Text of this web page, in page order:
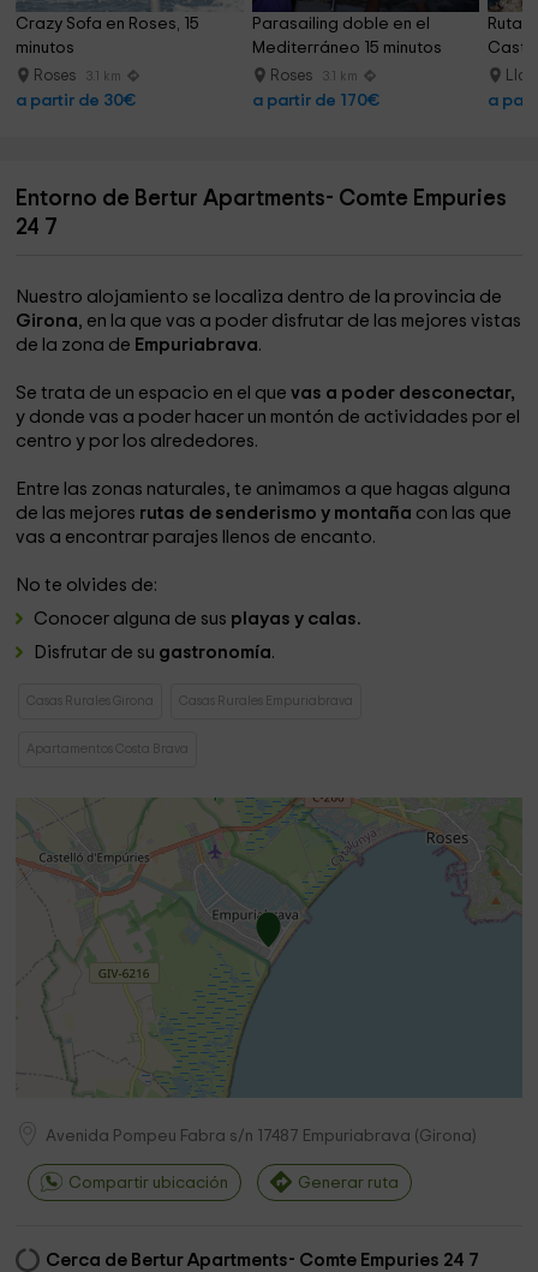
Crazy Sofa en Roses, 15
minutos
Roses 3.1 km
a partir de 30€
Parasailing doble en el
Mediterráneo 15 minutos
Roses 3.1 km
a partir de 170€
Ruta
a
Entorno de Bertur Apartments- Comte Empuries
24 7
Nuestro alojamiento se localiza dentro de la provincia de
Girona, en la que vas a poder disfrutar de las mejores vistas
de la zona de Empuriabrava.
Se trata de un espacio en el quevas a poder desconectar,
y donde vas a poder hacer un montón de actividades por el
centro y por los alrededores.
Entre las zonas naturales, te animamos a que hagas alguna
de las mejores rutas de senderismo y montaña con las que
vas a encontrar parajes llenos de encanto.
No te olvides de:
Conocer alguna de sus playas y calas.
Disfrutar de su gastronomía.
Casas Rurales Girona Casas Rurales Empuriabrava
Apartamentos Costa Brava
Avenida Pompeu Fabra s/n 17487 Empuriabrava (Girona)
Compartir ubicación Generar ruta
Cerca de Bertur Apartments- Comte Empuries 24 7